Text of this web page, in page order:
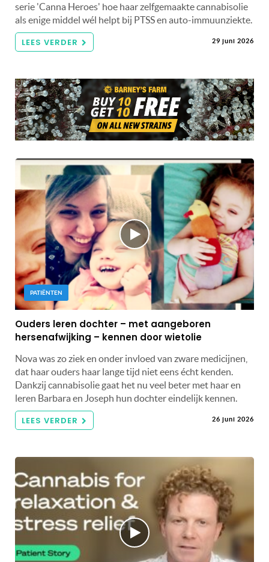
serie 'Canna Heroes' hoe haar zelfgemaakte cannabisolie
als enige middel wél helpt bij PTSS en auto-immuunziekte.
LEES VERDER 29 juni 2026
PATIËNTEN
Ouders leren dochter – met aangeboren
hersenafwijking – kennen door wietolie
Nova was zo ziek en onder invloed van zware medicijnen,
dat haar ouders haar lange tijd niet eens écht kenden.
Dankzij cannabisolie gaat het nu veel beter met haar en
leren Barbara en Joseph hun dochter eindelijk kennen.
LEES VERDER 26 juni 2026